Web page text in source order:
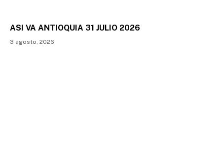
ASI VA ANTIOQUIA 31 JULIO 2026
3 agosto, 2026